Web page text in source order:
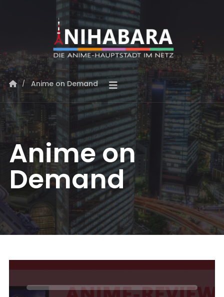
Anime on Demand
Anime on
Demand